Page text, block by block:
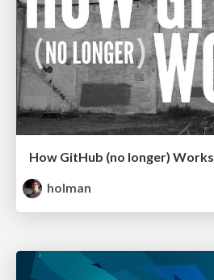
How GitHub (no longer) Works
holman